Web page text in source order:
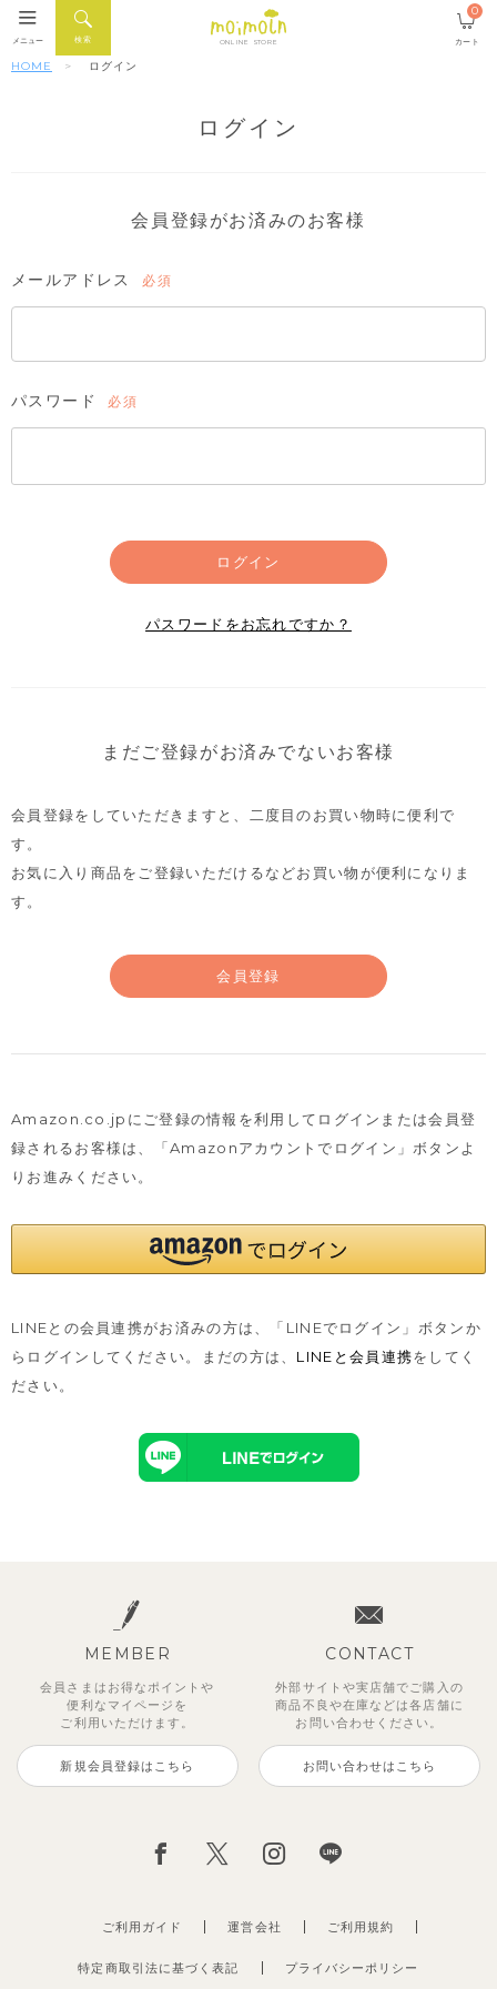
ONLINE STORE
検索
メニュー カート
0
HOME ログイン
ログイン
会員登録がお済みのお客様
メールアドレス
須)
パスワード
須)
ログイン
パスワードをお忘れですか？
まだご登録がお済みでないお客様
会員登録をしていただきますと、二度目のお買い物時に便利で
す。
お気に入り商品をご登録いただけるなどお買い物が便利になりま
す。
会員登録
Amazon.co.jpにご登録の情報を利用してログインまたは会員登
録されるお客様は、
「Amazonアカウントでログイン」ボタンよ
りお進みください。
LINEとの会員連携がお済みの方は、「LINEでログイン」ボタンか
らログインしてください。まだの方は、 LINEと会員連携をしてく
ださい。
MEMBER
会員さまはお得なポイントや
便利な マイページを
ご利用いただけます。
新規会員登録はこちら
CONTACT
外部サイトや実店舗でご購入の
商品不良や在庫などは各店舗に
お問い合わせください。
お問い合わせはこちら
ご利用ガイド 運営会社
特定商取引法に基づく表記 プライバシーポリシー
ご利用規約